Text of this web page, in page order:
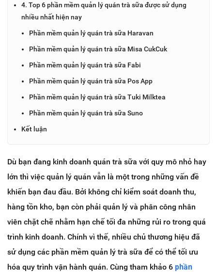
4. Top 6 phần mềm quản lý quán trà sữa được sử dụng
nhiều nhất hiện nay
Phần mềm quản lý quán trà sữa Haravan
Phần mềm quản lý quán trà sữa Misa CukCuk
Phần mềm quản lý quán trà sữa Fabi
Phần mềm quản lý quán trà sữa Pos App
Phần mềm quản lý quán trà sữa Tuki Milktea
Phần mềm quản lý quán trà sữa Suno
Kết luận
Dù bạn đang kinh doanh quán trà sữa với quy mô nhỏ hay
lớn thì việc quản lý quán vẫn là một trong những vấn đề
khiến bạn đau đầu. Bởi không chỉ kiểm soát doanh thu,
hàng tồn kho, bạn còn phải quản lý và phân công nhân
viên chặt chẽ nhằm hạn chế tối đa những rủi ro trong quá
trình kinh doanh. Chính vì thế, nhiều chủ thương hiệu đã
sử dụng các phần mềm quản lý trà sữa để có thể tối ưu
hóa quy trình vận hành quán. Cùng tham khảo 6 phần